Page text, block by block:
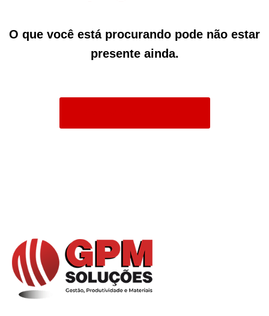
O que você está procurando pode não estar
presente ainda.